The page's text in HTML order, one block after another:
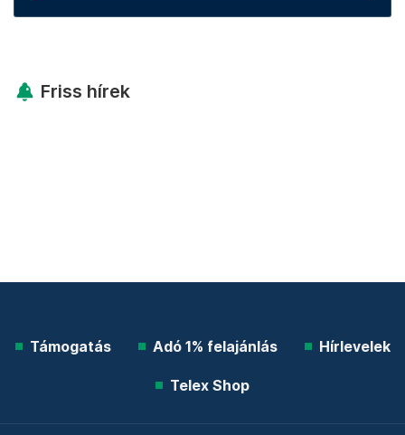
Friss hírek
Támogatás Adó 1% felajánlás Hírlevelek
Telex Shop